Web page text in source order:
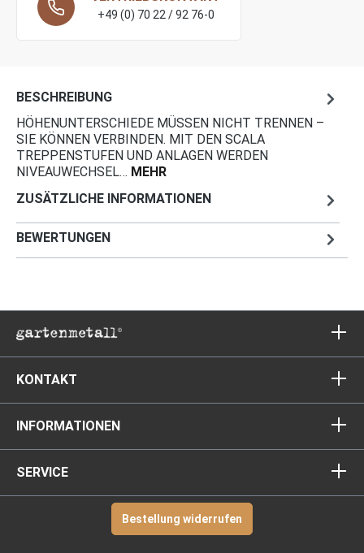
+49 (0) 70 22 / 92 76-0
BESCHREIBUNG
HÖHENUNTERSCHIEDE MÜSSEN NICHT TRENNEN –
SIE KÖNNEN VERBINDEN. MIT DEN SCALA
TREPPENSTUFEN UND ANLAGEN WERDEN
NIVEAUWECHSEL… MEHR
ZUSÄTZLICHE INFORMATIONEN
BEWERTUNGEN
KONTAKT
INFORMATIONEN
SERVICE
Bestellung widerrufen